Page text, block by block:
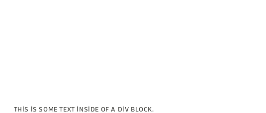
THIS IS SOME TEXT INSIDE OF A DIV BLOCK.